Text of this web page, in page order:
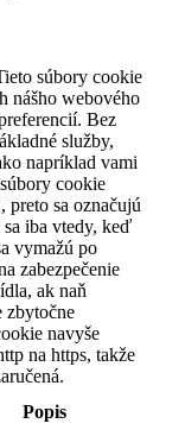
súbory cookie
nášho webového
Bez
služby,
napríklad vami
cookie
sa označujú
iba vtedy, keď
vymažú po
zabezpečenie
ak naň
zbytočne
navyše
na https, takže
Popis